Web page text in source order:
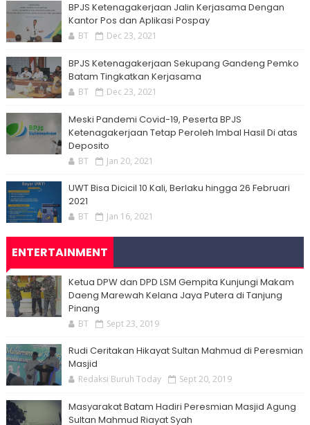
BPJS Ketenagakerjaan Jalin Kerjasama Dengan
Kantor Pos dan Aplikasi Pospay
BT Dec 23, 2021
BPJS Ketenagakerjaan Sekupang Gandeng Pemko
Batam Tingkatkan Kerjasama
BT Dec 23, 2021
Meski Pandemi Covid-19, Peserta BPJS
Ketenagakerjaan Tetap Peroleh Imbal Hasil Di atas
Deposito
BT Jan 20, 2021
UWT Bisa Dicicil 10 Kali, Berlaku hingga 26 Februari
2021
BT Jan 16, 2021
ENTERTAINMENT
Ketua DPW dan DPD LSM Gempita Kunjungi Makam
Daeng Marewah Kelana Jaya Putera di Tanjung
Pinang
BT Sept 23, 2019
Rudi Ceritakan Hikayat Sultan Mahmud di Peresmian
Masjid
Redaksi Buruh Today Sept 20, 2019
Masyarakat Batam Hadiri Peresmian Masjid Agung
Sultan Mahmud Riayat Syah